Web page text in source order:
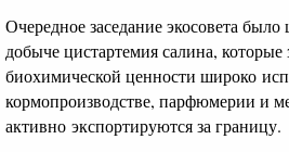
Очередное заседание экосовета
добыче цистартемия салина, которые
биохимической ценности широко
кормопроизводстве, парфюмерии и
активно экспортируются за границу.